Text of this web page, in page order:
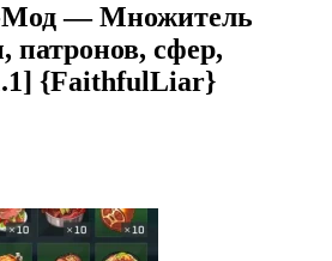
Мод — Множитель
патронов, сфер,
{FaithfulLiar}